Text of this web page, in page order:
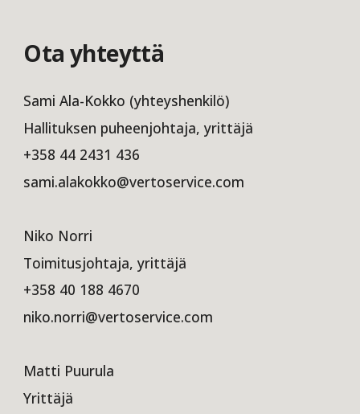
Ota yhteyttä
Sami Ala-Kokko (yhteyshenkilö)
Hallituksen puheenjohtaja, yrittäjä
+358 44 2431 436
sami.alakokko@vertoservice.com
Niko Norri
Toimitusjohtaja, yrittäjä
+358 40 188 4670
niko.norri@vertoservice.com
Matti Puurula
Yrittäjä